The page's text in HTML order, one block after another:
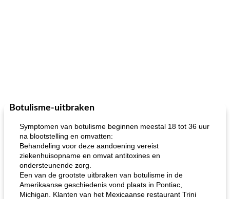
Botulisme-uitbraken
Symptomen van botulisme beginnen meestal 18 tot 36 uur
na blootstelling en omvatten:
Behandeling voor deze aandoening vereist
ziekenhuisopname en omvat antitoxines en
ondersteunende zorg.
Een van de grootste uitbraken van botulisme in de
Amerikaanse geschiedenis vond plaats in Pontiac,
Michigan. Klanten van het Mexicaanse restaurant Trini